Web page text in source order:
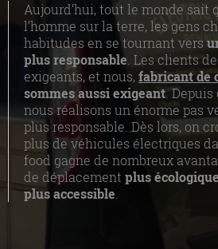
Aujourd’hui, tout le monde sait
l’homme sur la terre, les gens
habitudes en se tournant vers
plus responsable . Les clients
exigeants, et nous, fabricant de
sommes aussi exigeant.
nous réalisons un énorme pas
plus responsable. Dès lors, on
plus de véhicules électriques
food gagne de nombreux
de déplacement plus
plus accessible